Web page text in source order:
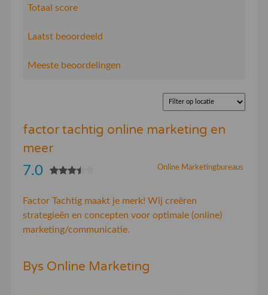
Totaal score
Laatst beoordeeld
Meeste beoordelingen
factor tachtig online marketing en
meer
Online Marketingbureaus
7.0
Factor Tachtig maakt je merk! Wij creëren
strategieën en concepten voor optimale (online)
marketing/communicatie.
Bys Online Marketing